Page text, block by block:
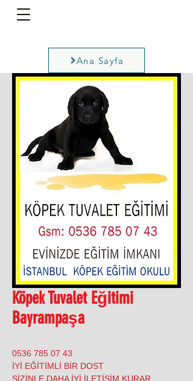
Ana Sayfa
Köpek Tuvalet Eğitimi
Bayrampaşa
0536 785 07 43
İYİ EĞİTİMLİ BİR DOST
SİZİNLE DAHA İYİ İLETİŞİM KURAR